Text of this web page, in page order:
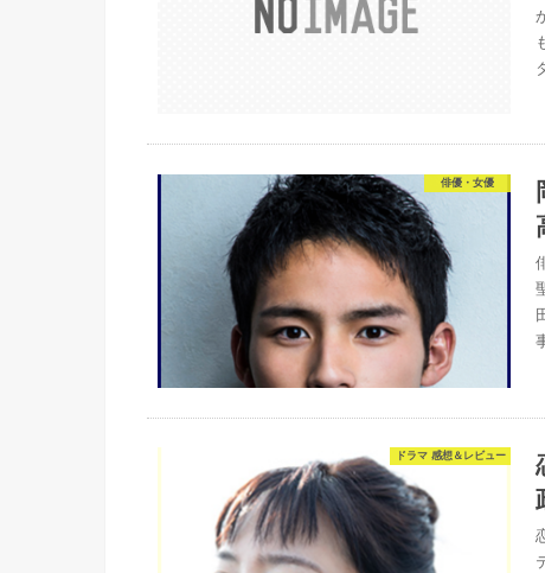
俳優・女優
ドラマ 感想＆レビュー